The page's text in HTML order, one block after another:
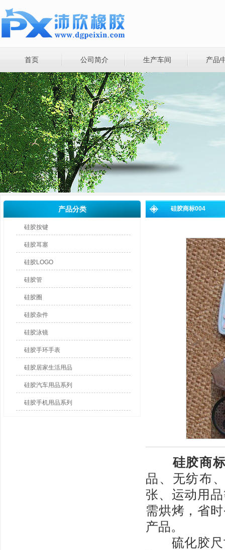
首页 公司简介 生产车间 产品
产品分类
硅胶按键
硅胶耳塞
硅胶LOGO
硅胶管
硅胶圈
硅胶杂件
硅胶泳镜
硅胶手环手表
硅胶居家生活用品
硅胶汽车用品系列
硅胶手机用品系列
硅胶商标004
硅胶商
品、无纺布
张、运动用
需烘烤，省
产品。
硫化胶尺寸